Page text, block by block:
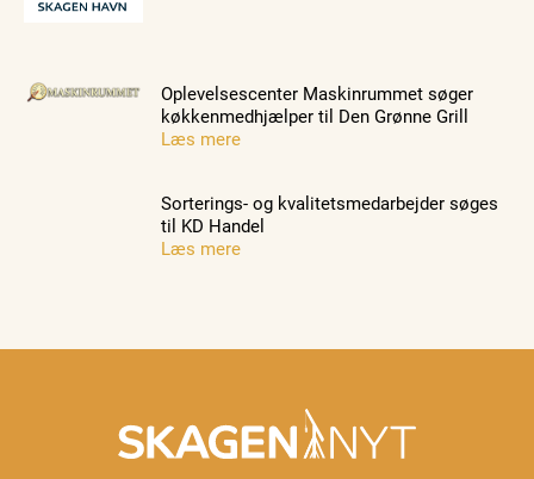
Oplevelsescenter Maskinrummet søger
køkkenmedhjælper til Den Grønne Grill
Læs mere
Sorterings- og kvalitetsmedarbejder søges
til KD Handel
Læs mere